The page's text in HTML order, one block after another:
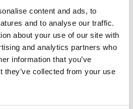
content and ads, to
and to analyse our traffic.
about your use of our site with
and analytics partners who
information that you’ve
they’ve collected from your use
νερό & άρωμα, δεν μαυρίζει!